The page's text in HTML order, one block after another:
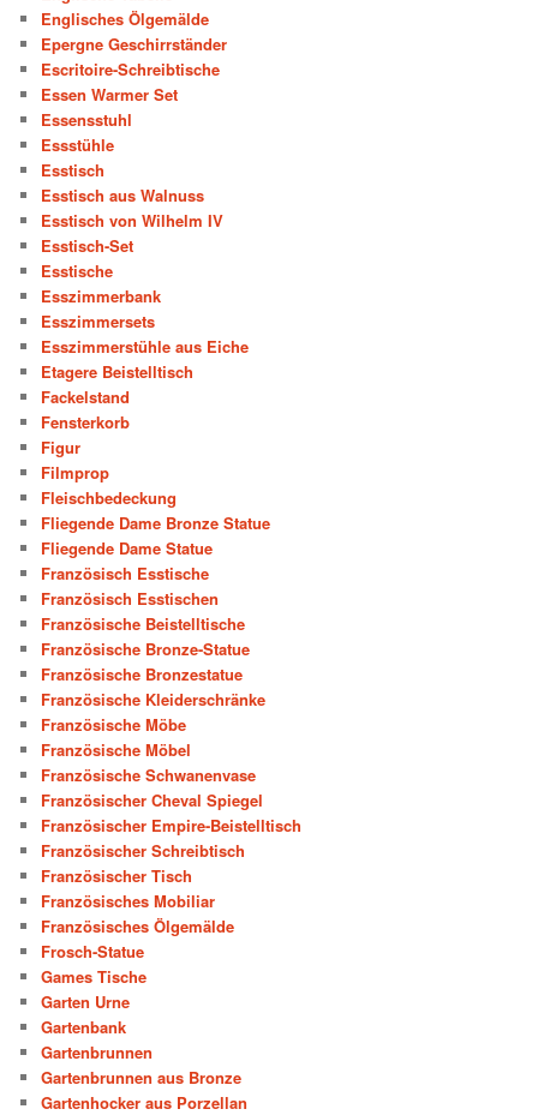
Englisches Ölgemälde
Epergne Geschirrständer
Escritoire-Schreibtische
Essen Warmer Set
Essensstuhl
Essstühle
Esstisch
Esstisch aus Walnuss
Esstisch von Wilhelm IV
Esstisch-Set
Esstische
Esszimmerbank
Esszimmersets
Esszimmerstühle aus Eiche
Etagere Beistelltisch
Fackelstand
Fensterkorb
Figur
Filmprop
Fleischbedeckung
Fliegende Dame Bronze Statue
Fliegende Dame Statue
Französisch Esstische
Französisch Esstischen
Französische Beistelltische
Französische Bronze-Statue
Französische Bronzestatue
Französische Kleiderschränke
Französische Möbe
Französische Möbel
Französische Schwanenvase
Französischer Cheval Spiegel
Französischer Empire-Beistelltisch
Französischer Schreibtisch
Französischer Tisch
Französisches Mobiliar
Französisches Ölgemälde
Frosch-Statue
Games Tische
Garten Urne
Gartenbank
Gartenbrunnen
Gartenbrunnen aus Bronze
Gartenhocker aus Porzellan